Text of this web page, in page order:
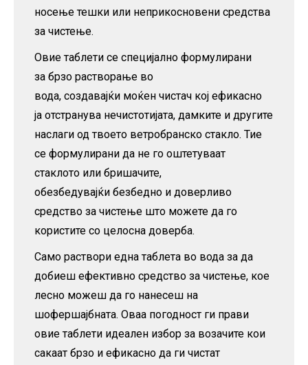
носење тешки или неприкосновени средства
за чистење.
Овие таблети се специјално формулирани
за брзо растворање во
вода, создавајќи моќен чистач кој ефикасно
ја отстранува нечистотијата, дамките и другите
наслаги од твоето ветробранско стакло. Тие
се формулирани да не го оштетуваат
стаклото или бришачите,
обезбедувајќи безбедно и доверливо
средство за чистење што можете да го
користите со целосна доверба.
Само раствори една таблета во вода за да
добиеш ефективно средство за чистење, кое
лесно можеш да го нанесеш на
шофершајбната. Оваа погодност ги прави
овие таблети идеален избор за возачите кои
сакаат брзо и ефикасно да ги чистат